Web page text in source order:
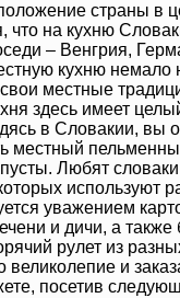
страны в
что на кухню
– Венгрия,
кухню немало
местные
здесь имеет
в Словакии, вы
местный
Любят
используют
уважением
и дичи, а
рулет из
великолепие и
посетив